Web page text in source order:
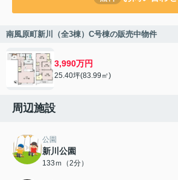
南風原町新川（全3棟）C号棟の販売中物件
3,990万円
25.40坪(83.99㎡)
周辺施設
公園
新川公園
133ｍ（2分）